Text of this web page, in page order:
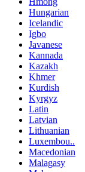
Hungarian
Icelandic
Igbo
Javanese
Kannada
Kazakh
Khmer
Kurdish
Kyrgyz
Latin
Latvian
Lithuanian
Luxembou..
Macedonian
Malagasy